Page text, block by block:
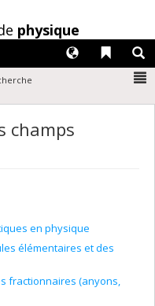
physique
Liens
Langues
champs
en physique
élémentaires et des
fractionnaires (anyons,